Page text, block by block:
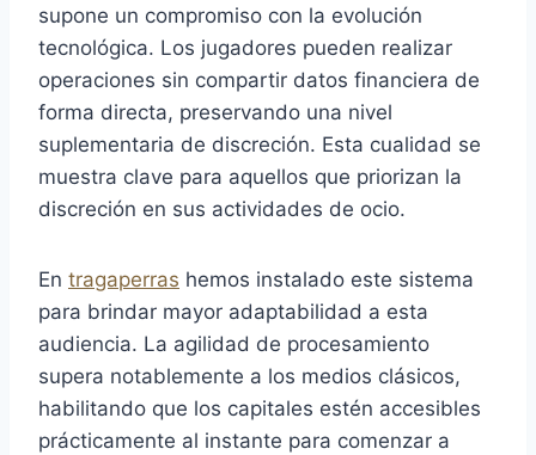
supone un compromiso con la evolución
tecnológica. Los jugadores pueden realizar
operaciones sin compartir datos financiera de
forma directa, preservando una nivel
suplementaria de discreción. Esta cualidad se
muestra clave para aquellos que priorizan la
discreción en sus actividades de ocio.
En tragaperras hemos instalado este sistema
para brindar mayor adaptabilidad a esta
audiencia. La agilidad de procesamiento
supera notablemente a los medios clásicos,
habilitando que los capitales estén accesibles
prácticamente al instante para comenzar a